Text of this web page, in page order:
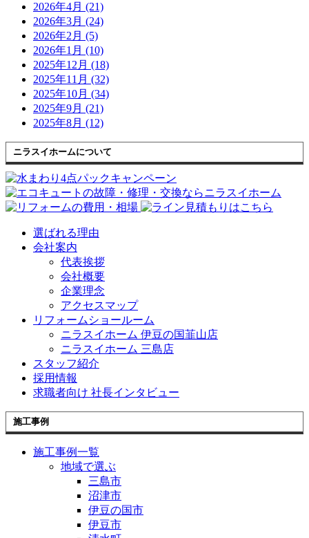
2026年4月 (21)
2026年3月 (24)
2026年2月 (5)
2026年1月 (10)
2025年12月 (18)
2025年11月 (32)
2025年10月 (34)
2025年9月 (21)
2025年8月 (12)
ニラスイホームについて
選ばれる理由
会社案内
代表挨拶
会社概要
企業理念
アクセスマップ
リフォームショールーム
ニラスイホーム 伊豆の国韮山店
ニラスイホーム 三島店
スタッフ紹介
採用情報
求職者向け 社長インタビュー
施工事例
施工事例一覧
地域で選ぶ
三島市
沼津市
伊豆の国市
伊豆市